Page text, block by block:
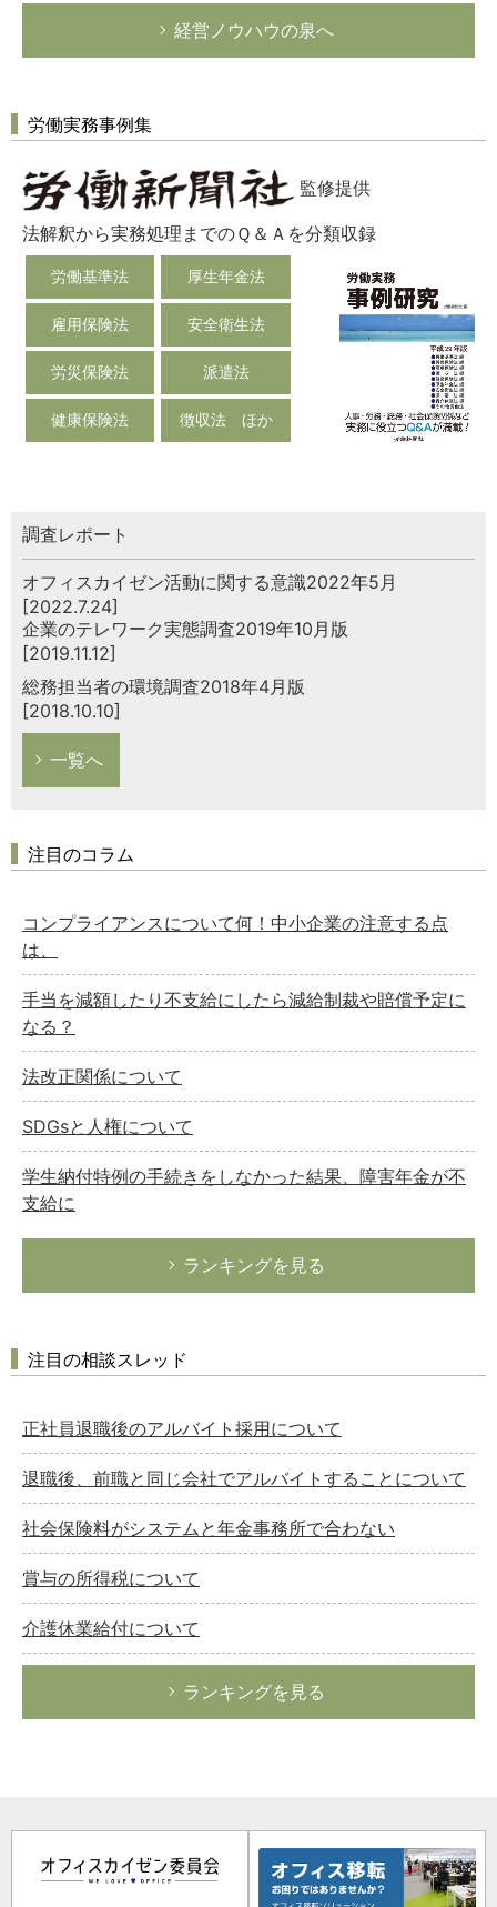
企業法務
経営の知恵
秘書のノウハウ
次へ
経営ノウハウの泉へ
労働実務事例集
監修提供
法解釈から実務処理までのＱ＆Ａを分類収録
労働基準法 厚生年金法
雇用保険法 安全衛生法
労災保険法 派遣法
健康保険法 徴収法 ほか
調査レポート
オフィスカイゼン活動に関する意識2022年5月
[2022.7.24]
企業のテレワーク実態調査2019年10月版
[2019.11.12]
総務担当者の環境調査2018年4月版
[2018.10.10]
一覧へ
注目のコラム
コンプライアンスについて何！中小企業の注意する点
は、
手当を減額したり不支給にしたら減給制裁や賠償予定に
なる？
法改正関係について
SDGsと人権について
学生納付特例の手続きをしなかった結果、障害年金が不
支給に
ランキングを見る
注目の相談スレッド
正社員退職後のアルバイト採用について
退職後、前職と同じ会社でアルバイトすることについて
社会保険料がシステムと年金事務所で合わない
賞与の所得税について
介護休業給付について
ランキングを見る